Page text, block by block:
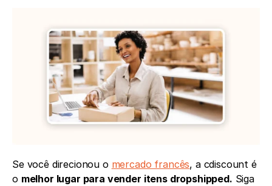
Se você direcionou o mercado francês, a cdiscount é
o melhor lugar para vender itens dropshipped. Siga